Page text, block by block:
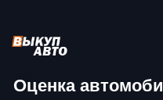
Оценка